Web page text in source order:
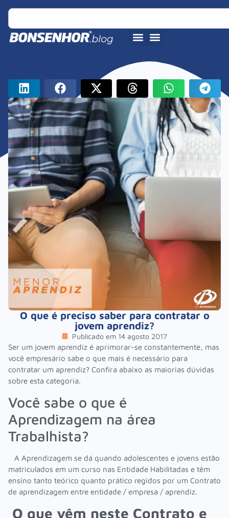
O que é preciso saber para contratar o
jovem aprendiz?
Publicado em 14 agosto 2017
Ser um jovem aprendiz é aprimorar-se constantemente, mas
você empresário sabe o que mais é necessário para
contratar um aprendiz? Confira abaixo as maiorias dúvidas
sobre esta categoria.
Você sabe o que é
Aprendizagem na área
Trabalhista?
A Aprendizagem se dá quando adolescentes e jovens estão
matriculados em um curso nas Entidade Habilitadas e têm
ensino tanto teórico quanto prático regidos por um Contrato
de aprendizagem entre entidade / empresa / aprendiz.
O que vêm neste Contrato e